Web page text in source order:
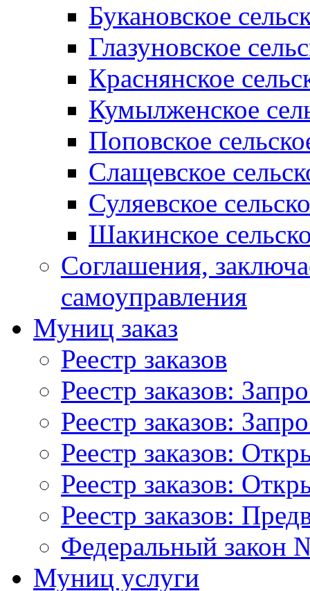
Букановское
Глазуновское
Краснянское
Кумылженское
Поповское
Слащевское
Суляевское
Шакинское
Соглашения,
самоуправления
Муниц заказ
Реестр заказов
Реестр заказов:
Реестр заказов:
Реестр заказов:
Реестр заказов:
Реестр заказов:
Федеральный закон
Муниц услуги